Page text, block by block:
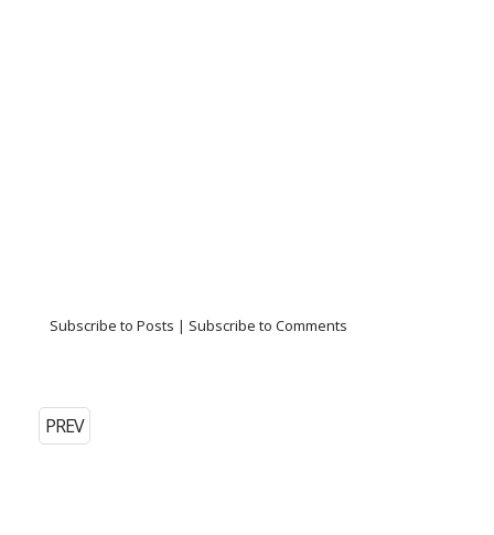
Subscribe to Posts | Subscribe to Comments
PREV